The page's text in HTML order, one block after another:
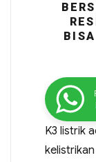
K3 listrik